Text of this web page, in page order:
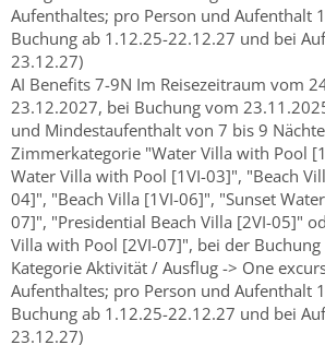
Aufenthaltes; pro Person und Aufenthalt
Buchung ab 1.12.25-22.12.27 und bei
23.12.27)
AI Benefits 7-9N Im Reisezeitraum vom
23.12.2027, bei Buchung vom
und Mindestaufenthalt von 7 bis 9
Zimmerkategorie "Water Villa with Pool
Water Villa with Pool [1VI-03]", "Beach
04]", "Beach Villa [1VI-06]", "Sunset
07]", "Presidential Beach Villa [2VI-05]"
Villa with Pool [2VI-07]", bei der
Kategorie Aktivität / Ausflug -> One
Aufenthaltes; pro Person und Aufenthalt
Buchung ab 1.12.25-22.12.27 und bei
23.12.27)